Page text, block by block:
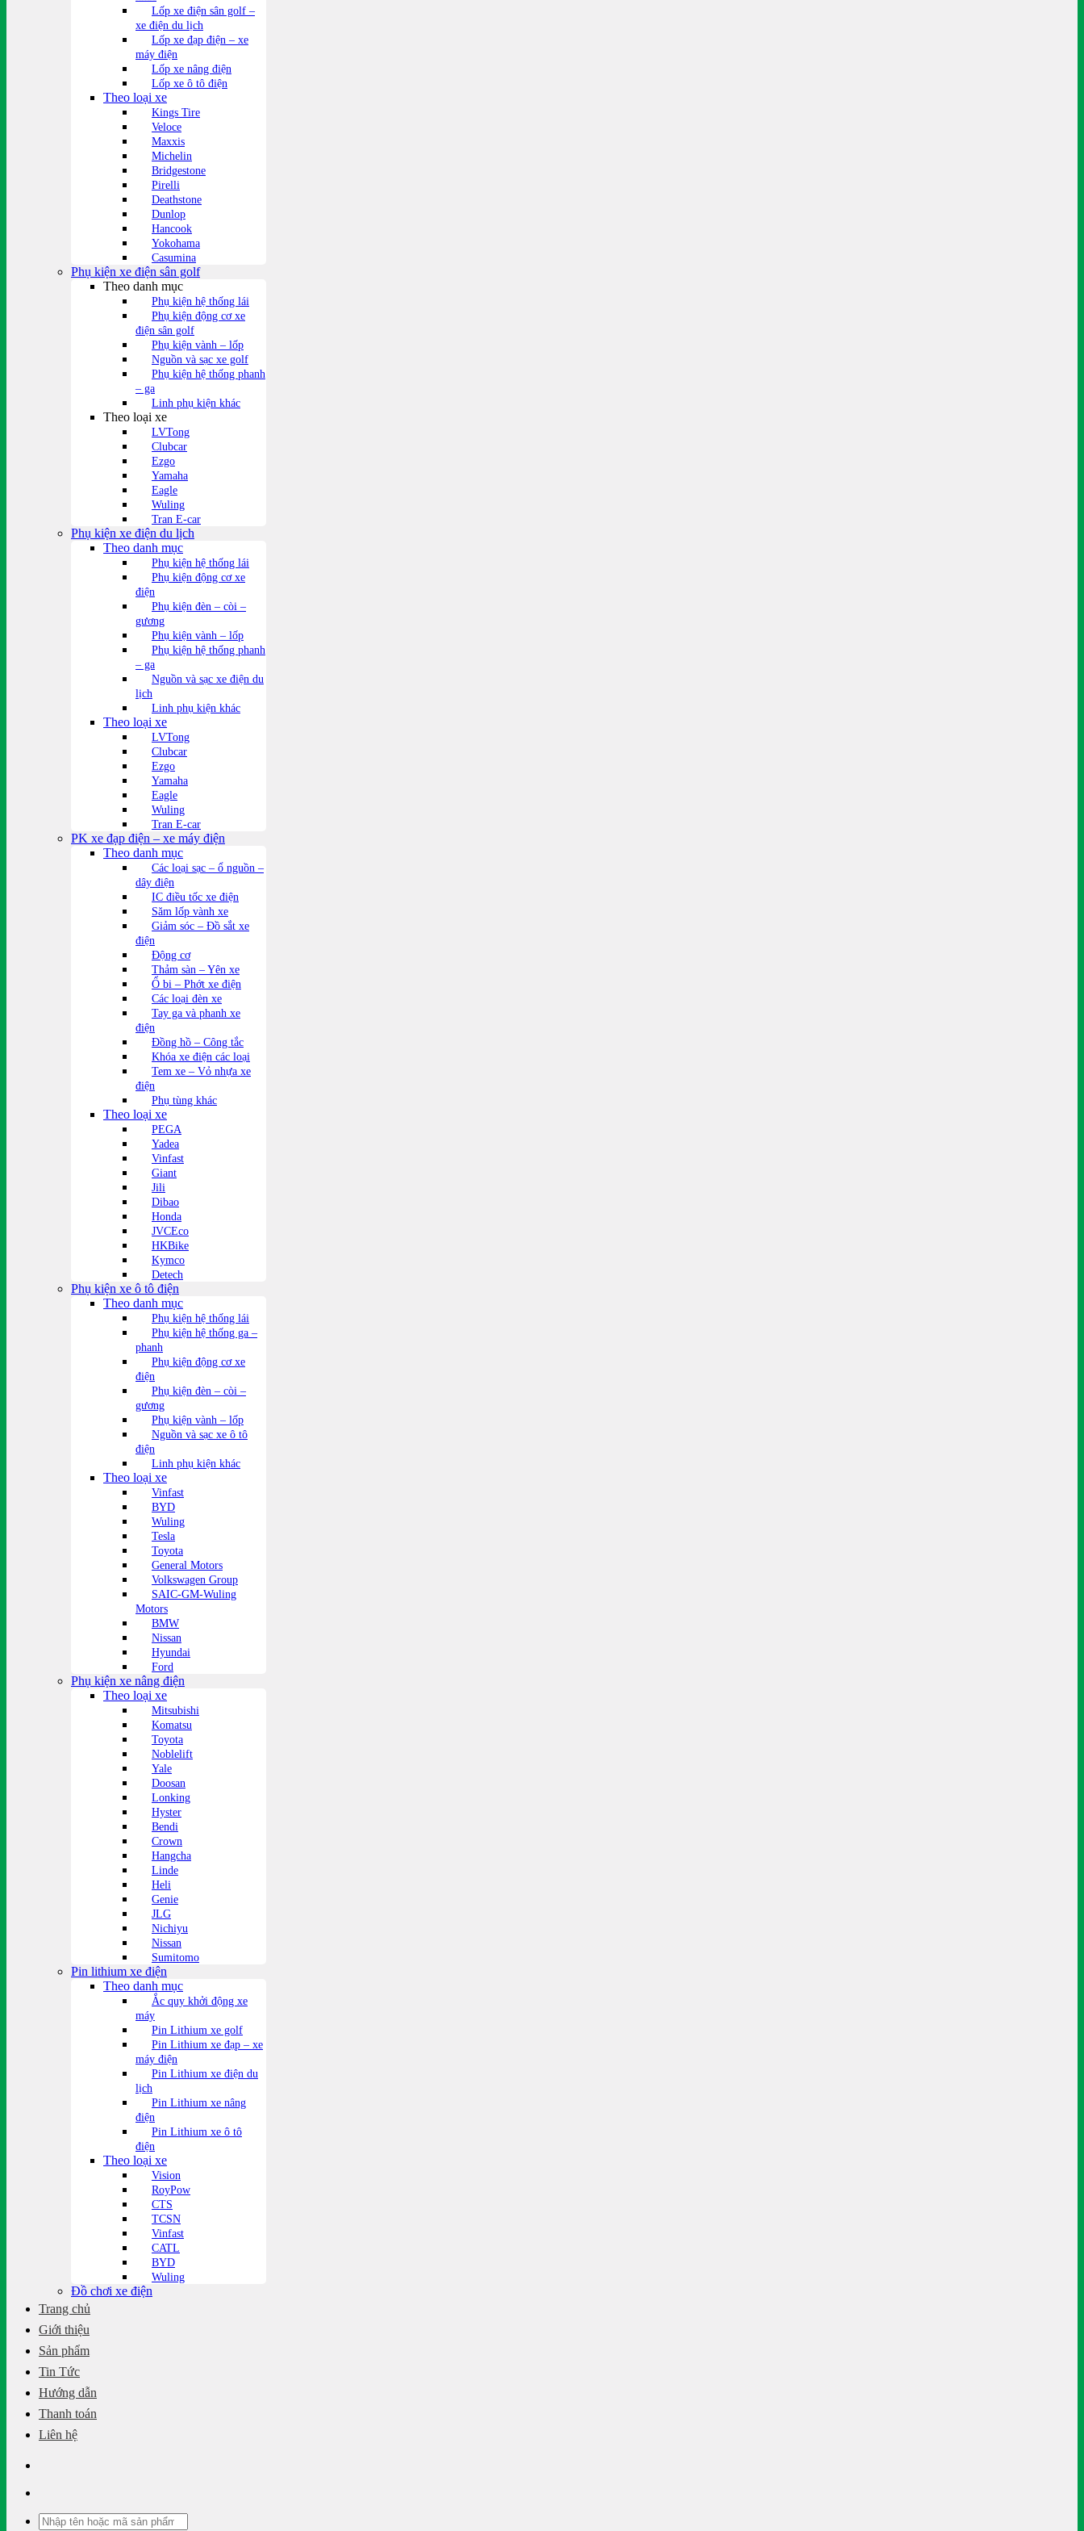
Lốp xe điện sân golf –
xe điện du lịch
Lốp xe đạp điện – xe
máy điện
Lốp xe nâng điện
Lốp xe ô tô điện
Theo loại xe
Kings Tire
Veloce
Maxxis
Michelin
Bridgestone
Pirelli
Deathstone
Dunlop
Hancook
Yokohama
Casumina
Phụ kiện xe điện sân golf
Theo danh mục
Phụ kiện hệ thống lái
Phụ kiện động cơ xe
điện sân golf
Phụ kiện vành – lốp
Nguồn và sạc xe golf
Phụ kiện hệ thống phanh
– ga
Linh phụ kiện khác
Theo loại xe
LVTong
Clubcar
Ezgo
Yamaha
Eagle
Wuling
Tran E-car
Phụ kiện xe điện du lịch
Theo danh mục
Phụ kiện hệ thống lái
Phụ kiện động cơ xe
điện
Phụ kiện đèn – còi –
gương
Phụ kiện vành – lốp
Phụ kiện hệ thống phanh
– ga
Nguồn và sạc xe điện du
lịch
Linh phụ kiện khác
Theo loại xe
LVTong
Clubcar
Ezgo
Yamaha
Eagle
Wuling
Tran E-car
PK xe đạp điện – xe máy điện
Theo danh mục
Các loại sạc – ổ nguồn –
dây điện
IC điều tốc xe điện
Săm lốp vành xe
Giảm sóc – Đồ sắt xe
điện
Động cơ
Thảm sàn – Yên xe
Ổ bi – Phớt xe điện
Các loại đèn xe
Tay ga và phanh xe
điện
Đồng hồ – Công tắc
Khóa xe điện các loại
Tem xe – Vỏ nhựa xe
điện
Phụ tùng khác
Theo loại xe
PEGA
Yadea
Vinfast
Giant
Jili
Dibao
Honda
JVCEco
HKBike
Kymco
Detech
Phụ kiện xe ô tô điện
Theo danh mục
Phụ kiện hệ thống lái
Phụ kiện hệ thống ga –
phanh
Phụ kiện động cơ xe
điện
Phụ kiện đèn – còi –
gương
Phụ kiện vành – lốp
Nguồn và sạc xe ô tô
điện
Linh phụ kiện khác
Theo loại xe
Vinfast
BYD
Wuling
Tesla
Toyota
General Motors
Volkswagen Group
SAIC-GM-Wuling
Motors
BMW
Nissan
Hyundai
Ford
Phụ kiện xe nâng điện
Theo loại xe
Mitsubishi
Komatsu
Toyota
Noblelift
Yale
Doosan
Lonking
Hyster
Bendi
Crown
Hangcha
Linde
Heli
Genie
JLG
Nichiyu
Nissan
Sumitomo
Pin lithium xe điện
Theo danh mục
Ắc quy khởi động xe
máy
Pin Lithium xe golf
Pin Lithium xe đạp – xe
máy điện
Pin Lithium xe điện du
lịch
Pin Lithium xe nâng
điện
Pin Lithium xe ô tô
điện
Theo loại xe
Vision
RoyPow
CTS
TCSN
Vinfast
CATL
BYD
Wuling
Đồ chơi xe điện
Trang chủ
Giới thiệu
Sản phẩm
Tin Tức
Hướng dẫn
Thanh toán
Liên hệ
Tìm